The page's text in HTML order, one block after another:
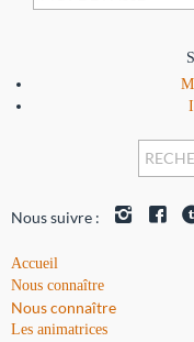
Nous suivre :
Accueil
Nous connaître
Nous connaître
Les animatrices